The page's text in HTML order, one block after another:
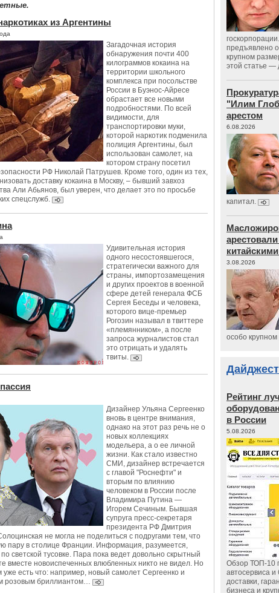
из Аргентины
Загадочная история
обнаружения почти 400
килограммов кокаина на
территории школьного
комплекса при посольстве
России в Буэнос-Айресе
обрастает все новыми
подробностями. По всей
видимости, для
транспортировки муки,
которой наркотик подменила
полиция Аргентины, был
использован самолет, на
котором страну посетил
РФ Николай Патрушев. Кроме того, один из тех,
доставку кокаина в Москву, – бывший завхоз
Али Абьянов, был уверен, что делает это по просьбе
спецслужб.
Удивительная история
одного несостоявшегося,
стратегически важного для
страны, импортозамещения
и других проектов в военной
сфере детей генерала ФСБ
Сергея Беседы и человека,
которого вице-премьер
Рогозин называл в твиттере
«племянником», а после
запроса журналистов стал
это отрицать и удалять
твиты.
Дизайнер Ульяна Сергеенко
вновь в центре внимания,
однако на этот раз речь не о
новых коллекциях
модельера, а о ее личной
жизни. Как стало известно
СМИ, дизайнер встречается
с главой "Роснефти" и
вторым по влиянию
человеком в России после
Владимира Путина —
Игорем Сечиным. Бывшая
супруга пресс-секретаря
президента РФ Дмитрия
не могла не поделиться с подругами тем, что
пару в столице Франции. Информация, разумеется,
светской тусовке. Пара пока ведет довольно скрытный
вместе новоиспеченных влюбленных никто не видел. Но
уже есть что: например, новый самолет Сергеенко и
розовым бриллиантом…
предъявлено
крупном
этой статье —
"Илим
арестом
6.08.2026
капитал.
3.08.2026
особо
Рейтинг
в России
5.08.2026
Обзор ТОП-10
автосервиса
доставки,
бизнеса и